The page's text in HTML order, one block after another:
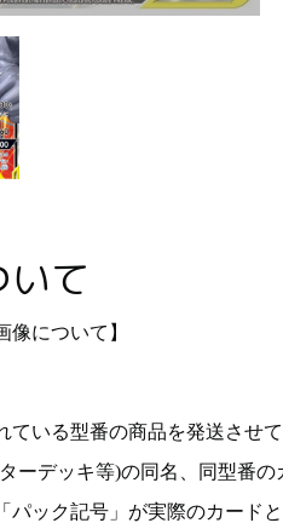
いて
像について】
ている型番の商品を発送させ
ーデッキ等)の同名、同型番
パック記号」が実際のカード